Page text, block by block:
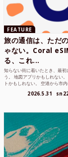
FEATURE
旅の通信は、ただ
ゃない。Coral
る、これ...
知らない街に着いたとき、最初
う。 地図アプリかもしれない
トかもしれない。 空港から市
2026.5.31